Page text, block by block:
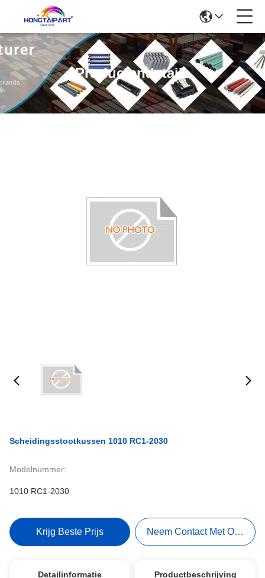
Productendetails
Scheidingsstootkussen 1010 RC1-2030
Modelnummer:
1010 RC1-2030
Krijg Beste Prijs Neem Contact Met Ons Op
Detailinformatie Productbeschrijving